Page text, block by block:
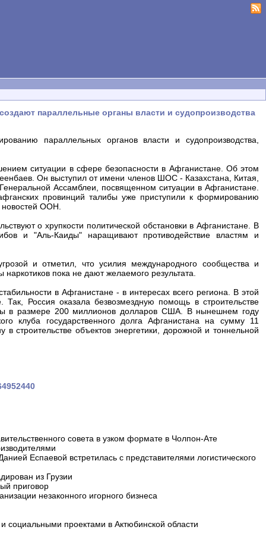
параллельные органы власти и судопроизводства
параллельных органов власти и судопроизводства,
ситуации в сфере безопасности в Афганистане. Об этом
Он выступил от имени членов ШОС - Казахстана, Китая,
Ассамблеи, посвященном ситуации в Афганистане.
провинций талибы уже приступили к формированию
новостей ООН.
о хрупкости политической обстановки в Афганистане. В
и "Аль-Каиды" наращивают противодействие властям и
и отметил, что усилия международного сообщества и
пока не дают желаемого результата.
в Афганистане - в интересах всего региона. В этой
Россия оказала безвозмездную помощь в строительстве
в размере 200 миллионов долларов США. В нынешнем году
клуба государственного долга Афганистана на сумму 11
объектов энергетики, дорожной и тоннельной
совета в узком формате в Чолпон-Ате
Еспаевой встретилась с представителями логистического
из Грузии
приговор
незаконного игорного бизнеса
проектами в Актюбинской области